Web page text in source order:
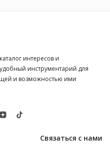
интересов и
инструментарий для
и возможностью ими
Связаться с нами